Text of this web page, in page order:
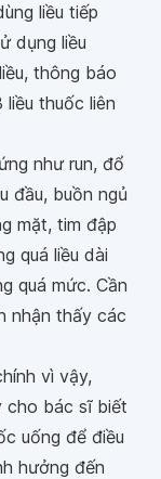
liều tiếp
dụng liều
thông báo
thuốc liên
như run, đổ
đầu, buồn ngủ
mặt, tim đập
quá liều dài
quá mức. Cần
nhận thấy các
vì vậy,
cho bác sĩ biết
uống để điều
hưởng đến